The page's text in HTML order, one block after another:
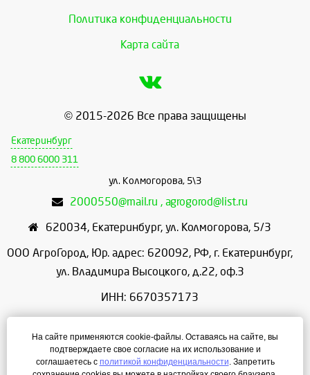
Политика конфиденциальности
Карта сайта
© 2015-2026 Все права защищены
Екатеринбург
8 800 6000 311
ул. Колмогорова, 5\3
2000550@mail.ru , agrogorod@list.ru
620034, Екатеринбург, ул. Колмогорова, 5/3
ООО АгроГород, Юр. адрес: 620092, РФ, г. Екатеринбург,
ул. Владимира Высоцкого, д.22, оф.3
ИНН: 6670357173
ОГРН: 1156658086166
На сайте применяются cookie-файлы. Оставаясь на сайте, вы
подтверждаете свое согласие на их использование и
соглашаетесь с политикой конфиденциальности. Запретить